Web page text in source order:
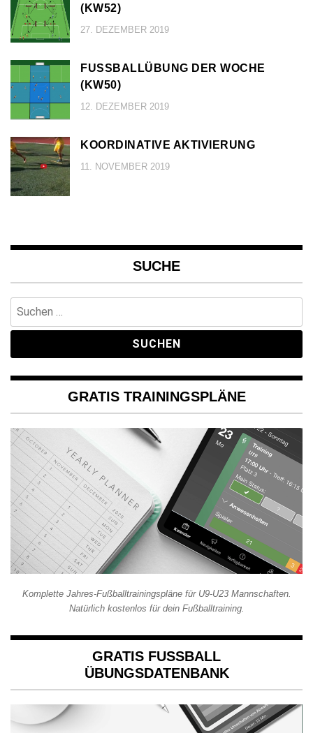
KW52)
27. DEZEMBER 2019
FUSSBALLÜBUNG DER WOCHE (
KW50)
12. DEZEMBER 2019
KOORDINATIVE AKTIVIERUNG
11. NOVEMBER 2019
SUCHE
nach:
GRATIS TRAININGSPLÄNE
Komplette Jahres-Fußballtrainingspläne für U9-U23 Mannschaften.
Natürlich kostenlos für dein Fußballtraining.
GRATIS FUSSBALL Ü
BUNGSDATENBANK